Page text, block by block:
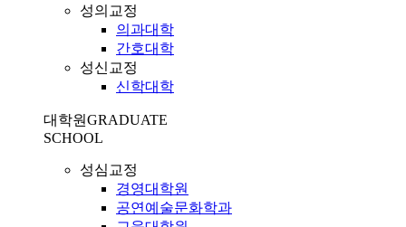
성의교정
의과대학
간호대학
성신교정
신학대학
대학원GRADUATE
SCHOOL
성심교정
경영대학원
공연예술문화학과